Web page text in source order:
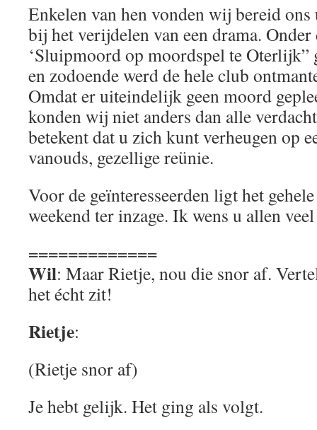
Enkelen van hen vonden wij bereid ons
bij het verijdelen van een drama. Onder
‘Sluipmoord op moordspel te Oterlijk”
en zodoende werd de hele club
Omdat er uiteindelijk geen moord
konden wij niet anders dan alle
betekent dat u zich kunt verheugen op
vanouds, gezellige reünie.
Voor de geïnteresseerden ligt het
weekend ter inzage. Ik wens u allen
=============
Wil: Maar Rietje, nou die snor af.
het écht zit!
Rietje:
(Rietje snor af)
Je hebt gelijk. Het ging als volgt.